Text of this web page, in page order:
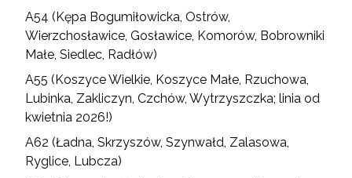
A54 (Kępa Bogumiłowicka, Ostrów,
Wierzchosławice, Gosławice, Komorów, Bobrowniki
Małe, Siedlec, Radłów)
A55 (Koszyce Wielkie, Koszyce Małe, Rzuchowa,
Lubinka, Zakliczyn, Czchów, Wytrzyszczka; linia od
kwietnia 2026!)
A62 (Ładna, Skrzyszów, Szynwałd, Zalasowa,
Ryglice, Lubcza)